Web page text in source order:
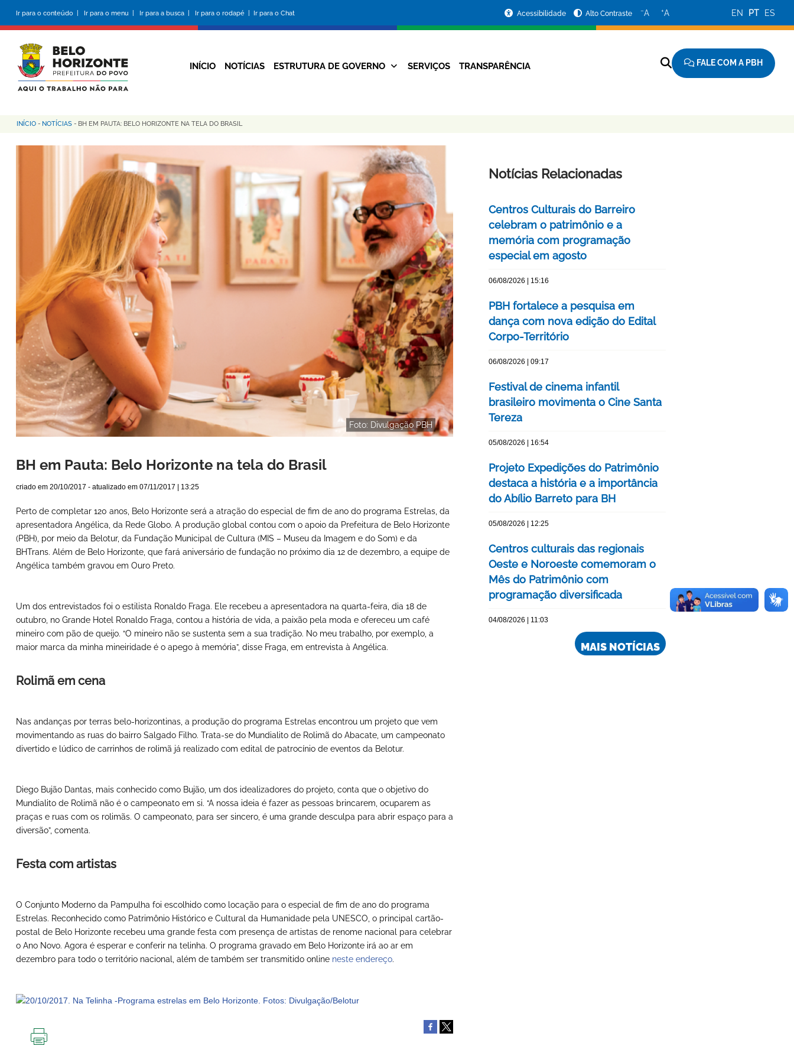
conteúdo
principal
Ir para o conteúdo | Ir para o menu | Ir para a busca | Ir para o rodapé | Ir para o Chat
da
Prefeitura
Acessibilidade Alto Contraste −A +A EN PT ES
Navegação
INÍCIO NOTÍCIAS ESTRUTURA DE GOVERNO SERVIÇOS TRANSPARÊNCIA FALE COM A PBH
Trilha
de
INÍCIO - NOTÍCIAS - BH EM PAUTA: BELO HORIZONTE NA TELA DO BRASIL
Foto: Divulgação PBH
BH em Pauta: Belo Horizonte na tela do Brasil
criado em 20/10/2017 - atualizado em 07/11/2017 | 13:25
Perto de completar 120 anos, Belo Horizonte será a atração do especial de fim de ano do programa Estrelas, da
apresentadora Angélica, da Rede Globo. A produção global contou com o apoio da Prefeitura de Belo Horizonte
(PBH), por meio da Belotur, da Fundação Municipal de Cultura (MIS – Museu da Imagem e do Som) e da
BHTrans. Além de Belo Horizonte, que fará aniversário de fundação no próximo dia 12 de dezembro, a equipe de
Angélica também gravou em Ouro Preto.
Um dos entrevistados foi o estilista Ronaldo Fraga. Ele recebeu a apresentadora na quarta-feira, dia 18 de
outubro, no Grande Hotel Ronaldo Fraga, contou a história de vida, a paixão pela moda e ofereceu um café
mineiro com pão de queijo. “O mineiro não se sustenta sem a sua tradição. No meu trabalho, por exemplo, a
maior marca da minha mineiridade é o apego à memória”, disse Fraga, em entrevista à Angélica.
Rolimã em cena
Nas andanças por terras belo-horizontinas, a produção do programa Estrelas encontrou um projeto que vem
movimentando as ruas do bairro Salgado Filho. Trata-se do Mundialito de Rolimã do Abacate, um campeonato
divertido e lúdico de carrinhos de rolimã já realizado com edital de patrocínio de eventos da Belotur.
Diego Bujão Dantas, mais conhecido como Bujão, um dos idealizadores do projeto, conta que o objetivo do
Mundialito de Rolimã não é o campeonato em si. “A nossa ideia é fazer as pessoas brincarem, ocuparem as
praças e ruas com os rolimãs. O campeonato, para ser sincero, é uma grande desculpa para abrir espaço para a
diversão”, comenta.
Festa com artistas
O Conjunto Moderno da Pampulha foi escolhido como locação para o especial de fim de ano do programa
Estrelas. Reconhecido como Patrimônio Histórico e Cultural da Humanidade pela UNESCO, o principal cartão-
postal de Belo Horizonte recebeu uma grande festa com presença de artistas de renome nacional para celebrar
o Ano Novo. Agora é esperar e conferir na telinha. O programa gravado em Belo Horizonte irá ao ar em
dezembro para todo o território nacional, além de também ser transmitido online neste endereço.
Notícias Relacionadas
Centros Culturais do Barreiro
celebram o patrimônio e a
memória com programação
especial em agosto
06/08/2026 | 15:16
PBH fortalece a pesquisa em
dança com nova edição do Edital
Corpo-Território
06/08/2026 | 09:17
Festival de cinema infantil
brasileiro movimenta o Cine Santa
Tereza
05/08/2026 | 16:54
Projeto Expedições do Patrimônio
destaca a história e a importância
do Abílio Barreto para BH
05/08/2026 | 12:25
Centros culturais das regionais
Oeste e Noroeste comemoram o
Mês do Patrimônio com
programação diversificada
04/08/2026 | 11:03
MAIS NOTÍCIAS